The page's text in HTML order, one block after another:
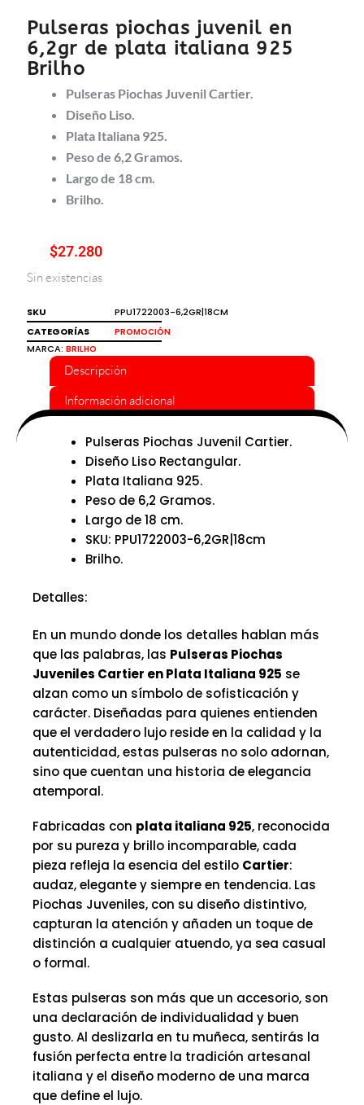
Pulseras piochas juvenil en
6,2gr de plata italiana 925
Brilho
Pulseras Piochas Juvenil Cartier.
Diseño Liso.
Plata Italiana 925.
Peso de 6,2 Gramos.
Largo de 18 cm.
Brilho.
$27.280
Sin existencias
SKU
PPU1722003-6,2GR|18CM
CATEGORÍAS
PROMOCIÓN
MARCA: BRILHO
Descripción
Información adicional
Pulseras Piochas Juvenil Cartier.
Diseño Liso Rectangular.
Plata Italiana 925.
Peso de 6,2 Gramos.
Largo de 18 cm.
SKU: PPU1722003-6,2GR|18cm
Brilho.
Detalles:
En un mundo donde los detalles hablan más
que las palabras, las Pulseras Piochas
Juveniles Cartier en Plata Italiana 925 se
alzan como un símbolo de sofisticación y
carácter. Diseñadas para quienes entienden
que el verdadero lujo reside en la calidad y la
autenticidad, estas pulseras no solo adornan,
sino que cuentan una historia de elegancia
atemporal.
Fabricadas con plata italiana 925, reconocida
por su pureza y brillo incomparable, cada
pieza refleja la esencia del estilo Cartier:
audaz, elegante y siempre en tendencia. Las
Piochas Juveniles, con su diseño distintivo,
capturan la atención y añaden un toque de
distinción a cualquier atuendo, ya sea casual
o formal.
Estas pulseras son más que un accesorio, son
una declaración de individualidad y buen
gusto. Al deslizarla en tu muñeca, sentirás la
fusión perfecta entre la tradición artesanal
italiana y el diseño moderno de una marca
que define el lujo.